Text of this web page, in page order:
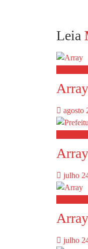
Leia
Array
agosto
Array
julho
Array
julho